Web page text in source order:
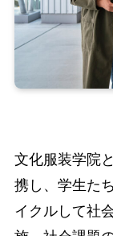
文化服装学院
携し、学生た
イクルして社